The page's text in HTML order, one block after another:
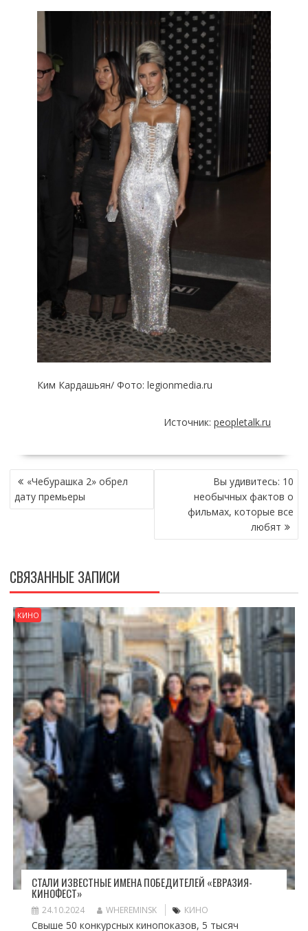
Ким Кардашьян/ Фото: legionmedia.ru
Источник:peopletalk.ru
НАВИГАЦИЯ
ПО
ЗАПИСЯМ
«Чебурашка 2» обрел
дату премьеры
Вы удивитесь: 10
необычных фактов о
фильмах, которые все
любят
СВЯЗАННЫЕ ЗАПИСИ
КИНО
СТАЛИ ИЗВЕСТНЫЕ ИМЕНА ПОБЕДИТЕЛЕЙ «ЕВРАЗИЯ-
КИНОФЕСТ»
24.10.2024 WHEREMINSK КИНО
Свыше 50 конкурсных кинопоказов, 5 тысяч